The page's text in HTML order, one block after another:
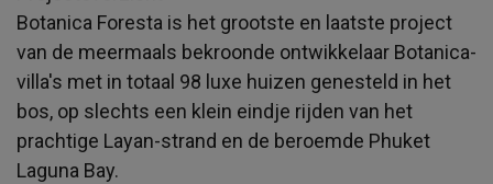
Botanica Foresta is het grootste en laatste project
van de meermaals bekroonde ontwikkelaar Botanica-
villa's met in totaal 98 luxe huizen genesteld in het
bos, op slechts een klein eindje rijden van het
prachtige Layan-strand en de beroemde Phuket
Laguna Bay.